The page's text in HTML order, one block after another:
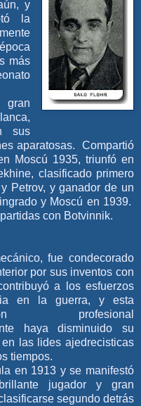
y
la
más
sus
aparatosas. Compartió
Moscú 1935, triunfó en
clasificado primero
Petrov, y ganador de un
y Moscú en 1939.
con Botvinnik.
fue condecorado
por sus inventos con
a los esfuerzos
en la guerra, y esta
profesional
haya disminuido su
las lides ajedrecisticas
tiempos.
en 1913 y se manifestó
jugador y gran
segundo detrás